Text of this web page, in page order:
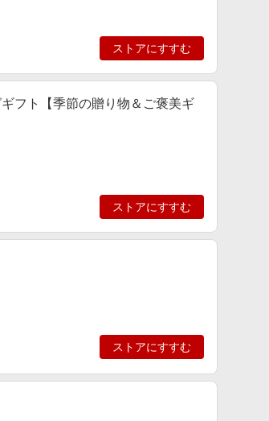
ストアにすすむ
フト【季節の贈り物＆ご褒美ギ
ストアにすすむ
ストアにすすむ